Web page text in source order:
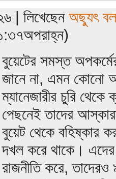
| লিখেছেন অছ্যুৎ
বুয়েটের সমস্ত
জানে না, এমন কোনো
ম্যানেজারীর চুরি থেকে
পেছনেই তাদের
বুয়েট থেকে বহিষ্কার
দখল করে থাকে। এদের
রাজনীতি করে,